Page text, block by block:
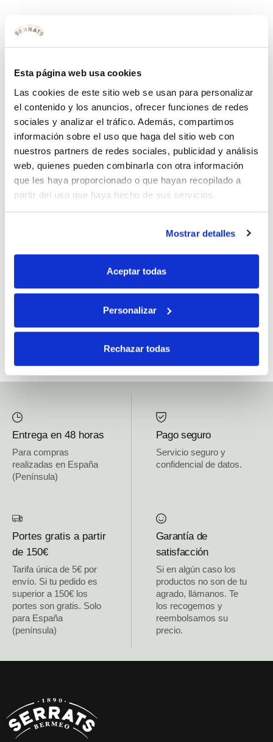
Esta página web usa cookies
Las cookies de este sitio web se usan para personalizar
el contenido y los anuncios, ofrecer funciones de redes
sociales y analizar el tráfico. Además, compartimos
información sobre el uso que haga del sitio web con
nuestros partners de redes sociales, publicidad y análisis
web, quienes pueden combinarla con otra información
que les haya proporcionado o que hayan recopilado a
partir del uso que haya hecho de sus servicios.
Mostrar detalles
Aceptar todas
Personalizar
Rechazar todas
con tu primera compra.
Apúntatea nuestra newsletter para recibir nuestras ofertas
disfruta deun 10% de descuentoen tu primera compra.
Si, he leído y acepto la política de protección de datos.
fines comerciales, legitimación: consentimiento, destinatarios: proveedor de
mensajería online, derechos: Acceder, rectificar y suprimir los datos, así como
otros derechos, como se explica en la información adicional.
Entrega en 48 horas
Para compras
realizadas en España
(Península)
Pago seguro
Servicio seguro y
confidencial de datos.
Portes gratis a partir
de 150€
Tarifa única de 5€ por
envío. Si tu pedido es
superior a 150€ los
portes son gratis. Solo
para España
(península)
Garantía de
satisfacción
Si en algún caso los
productos no son de tu
agrado, llámanos. Te
los recogemos y
reembolsamos su
precio.